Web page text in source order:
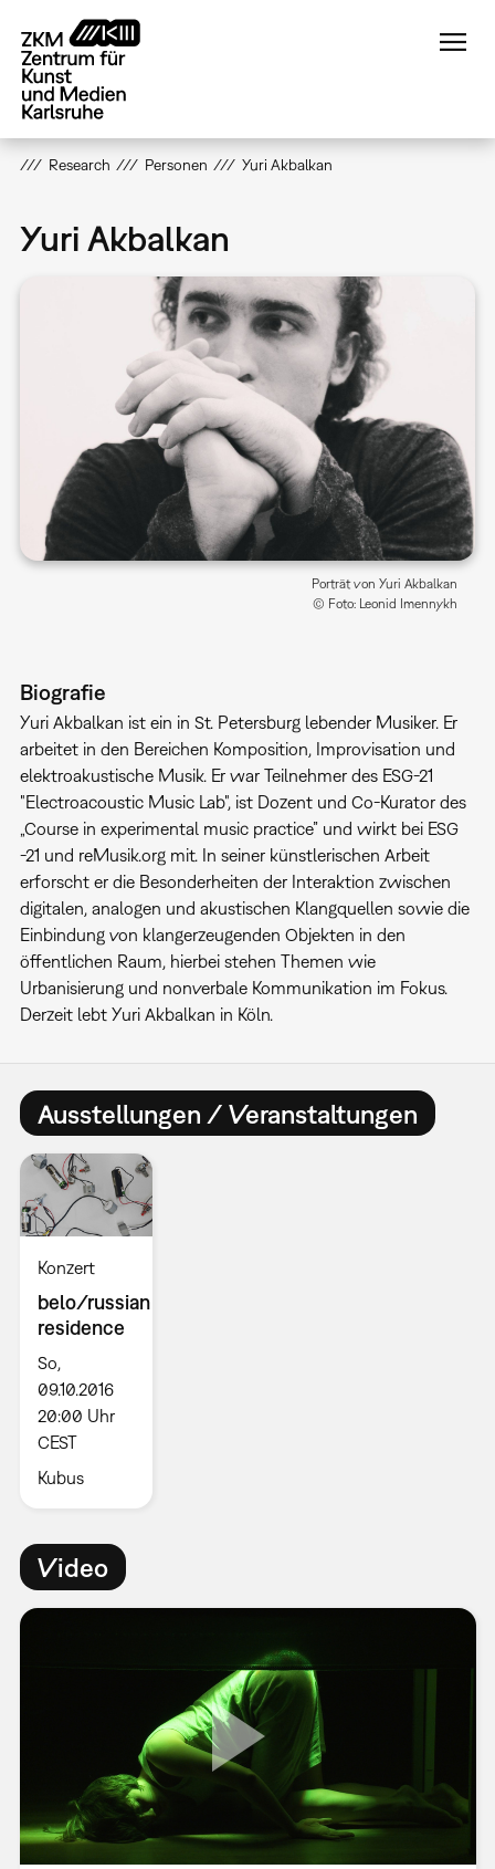
zum
Inhalt
Research Personen Yuri Akbalkan
Yuri Akbalkan
Porträt von Yuri Akbalkan
© Foto: Leonid Imennykh
Biografie
Yuri Akbalkan ist ein in St. Petersburg lebender Musiker. Er
arbeitet in den Bereichen Komposition, Improvisation und
elektroakustische Musik. Er war Teilnehmer des ESG-21
"Electroacoustic Music Lab", ist Dozent und Co-Kurator des
„Course in experimental music practice” und wirkt bei ESG
-21 und reMusik.org mit. In seiner künstlerischen Arbeit
erforscht er die Besonderheiten der Interaktion zwischen
digitalen, analogen und akustischen Klangquellen sowie die
Einbindung von klangerzeugenden Objekten in den
öffentlichen Raum, hierbei stehen Themen wie
Urbanisierung und nonverbale Kommunikation im Fokus.
Derzeit lebt Yuri Akbalkan in Köln.
Ausstellungen / Veranstaltungen
Konzert
belo/russian
residence
So,
09.10.2016
20:00 Uhr
CEST
Kubus
Video